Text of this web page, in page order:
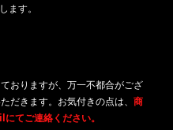
ます。
おりますが、万一不都合がござ
きます。お気付きの点は、 商
てご連絡ください。